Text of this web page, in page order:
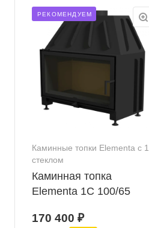
РЕКОМЕНДУЕМ
Каминные топки Elementa с 1
стеклом
Каминная топка
Elementa 1С 100/65
170 400 ₽